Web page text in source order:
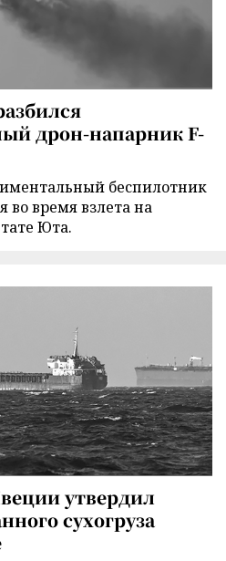
дрон-напарник F-
беспилотник
во время взлета на
Юта.
утвердил
сухогруза